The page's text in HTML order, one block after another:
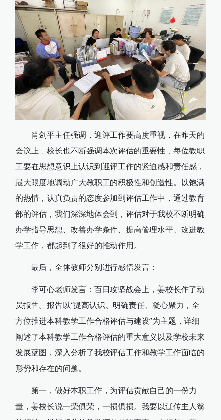
肖剑平主任强调，迎评工作要高度重视，在昨天的
会议上，校长也不断强调本次评估的重要性，每位教职
工要在思想意识上认识到迎评工作的紧迫感和责任感，
最大限度地调动广大教职工的积极性和创造性。以饱满
的热情，认真负责的态度参加到评估工作中，通过教育
部的评估，我们深深地体会到，评估对于我校不断明确
办学指导思想、改善办学条件、提高管理水平、改进教
学工作，都起到了很好的推动作用。
最后，全体教师分别进行感悟发言：
李可心老师发言：百日攻坚战会上，姜校长作了动
员报告。报告以“提高认识、明确责任、凝心聚力，全
方位推进本科教学工作合格评估与建设”为主题，详细
阐述了本科教学工作合格评估的重大意义以及学校未来
发展蓝图，深入分析了我校评估工作和教学工作面临的
形势和存在的问题。
第一，做好本职工作，为评估贡献自己的一份力
量，姜校长说一荣俱荣，一损俱损。我要以辽传主人翁